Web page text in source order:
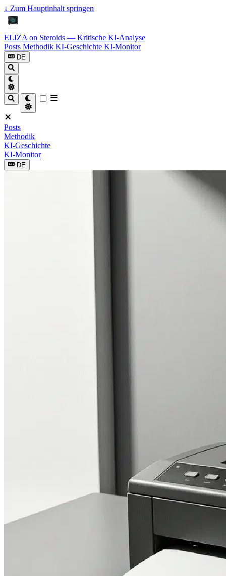
↓ Zum Hauptinhalt springen
ELIZA on Steroids — Kritische KI-Analyse
Posts Methodik KI-Geschichte KI-Monitor
DE
Posts
Methodik
KI-Geschichte
KI-Monitor
DE